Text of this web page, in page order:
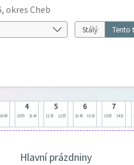
okres Cheb
Stálý Tento
10:45
4
10:55 11:40
5
11:50 12:35
6
12:45 13:30
7
13:35 14:20
Hlavní prázdniny